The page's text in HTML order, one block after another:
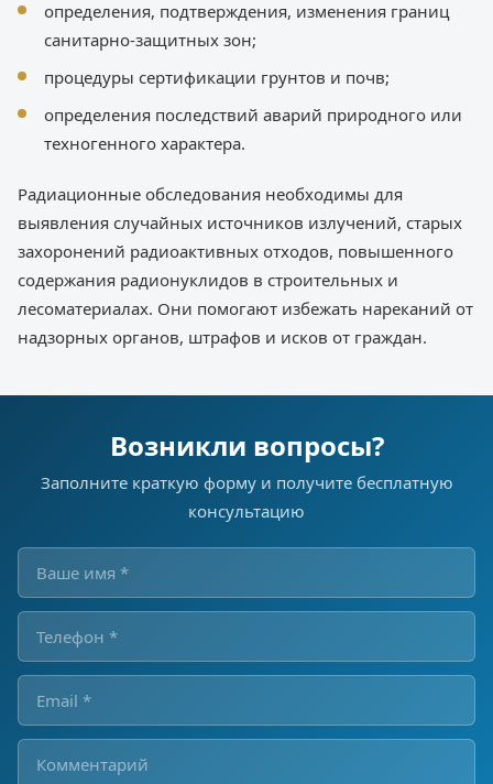
определения, подтверждения, изменения границ
санитарно-защитных зон;
процедуры сертификации грунтов и почв;
определения последствий аварий природного или
техногенного характера.
Радиационные обследования необходимы для
выявления случайных источников излучений, старых
захоронений радиоактивных отходов, повышенного
содержания радионуклидов в строительных и
лесоматериалах. Они помогают избежать нареканий от
надзорных органов, штрафов и исков от граждан.
Возникли вопросы?
Заполните краткую форму и получите бесплатную
консультацию